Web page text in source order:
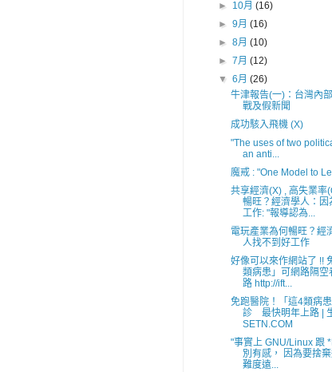
► 10月(16)
►9月(16)
►8月(10)
►7月(12)
▼6月(26)
牛津報告(一)：台灣內
戰及假新聞
成功駭入飛機 (X)
"The uses of two
an anti...
魔戒 : "One Model to
共享經濟(X) , 高失業率
暢旺？經濟學人：
工作: "報導認為...
電玩產業為何暢旺？經
人找不到好工作
好像可以來作網站了 !!
類病患」可網路隔
路 http://ift...
免跑醫院！「這4類病
診 最快明年上路 |
SETN.COM
"事實上 GNU/Linux 跟
別有感， 因為要捨
難度遠...